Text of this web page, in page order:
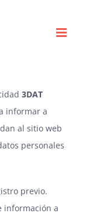
3DAT
informar a
al sitio web
personales
previo.
información a